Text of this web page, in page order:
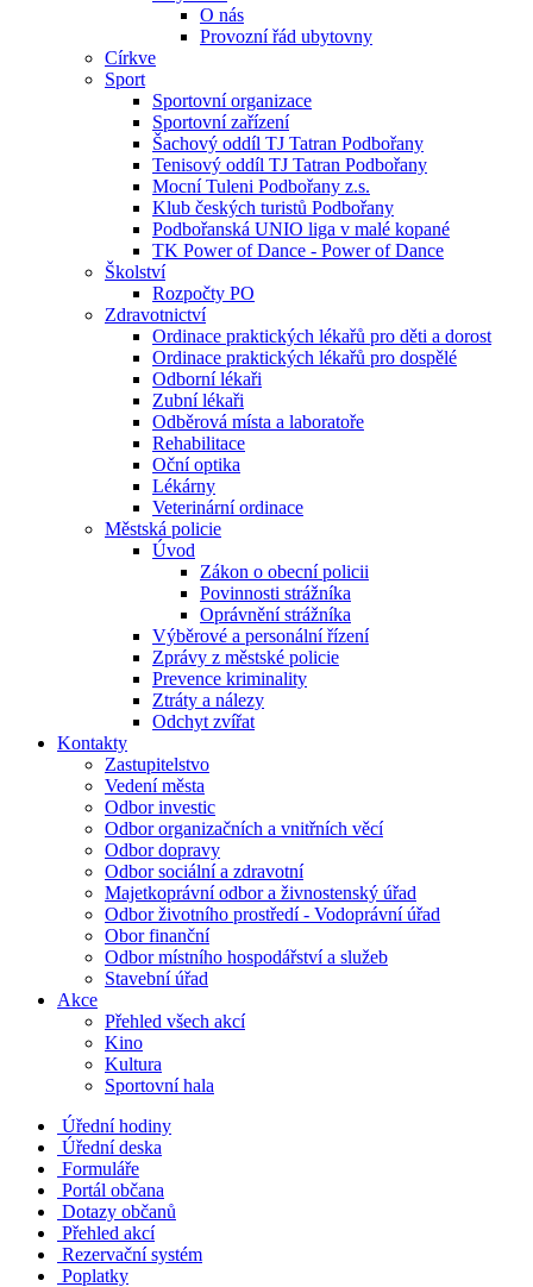
O nás
Provozní řád ubytovny
Církve
Sport
Sportovní organizace
Sportovní zařízení
Šachový oddíl TJ Tatran Podbořany
Tenisový oddíl TJ Tatran Podbořany
Mocní Tuleni Podbořany z.s.
Klub českých turistů Podbořany
Podbořanská UNIO liga v malé kopané
TK Power of Dance - Power of Dance
Školství
Rozpočty PO
Zdravotnictví
Ordinace praktických lékařů pro děti a dorost
Ordinace praktických lékařů pro dospělé
Odborní lékaři
Zubní lékaři
Odběrová místa a laboratoře
Rehabilitace
Oční optika
Lékárny
Veterinární ordinace
Městská policie
Úvod
Zákon o obecní policii
Povinnosti strážníka
Oprávnění strážníka
Výběrové a personální řízení
Zprávy z městské policie
Prevence kriminality
Ztráty a nálezy
Odchyt zvířat
Kontakty
Zastupitelstvo
Vedení města
Odbor investic
Odbor organizačních a vnitřních věcí
Odbor dopravy
Odbor sociální a zdravotní
Majetkoprávní odbor a živnostenský úřad
Odbor životního prostředí - Vodoprávní úřad
Obor finanční
Odbor místního hospodářství a služeb
Stavební úřad
Akce
Přehled všech akcí
Kino
Kultura
Sportovní hala
Úřední hodiny
Úřední deska
Formuláře
Portál občana
Dotazy občanů
Přehled akcí
Rezervační systém
Poplatky